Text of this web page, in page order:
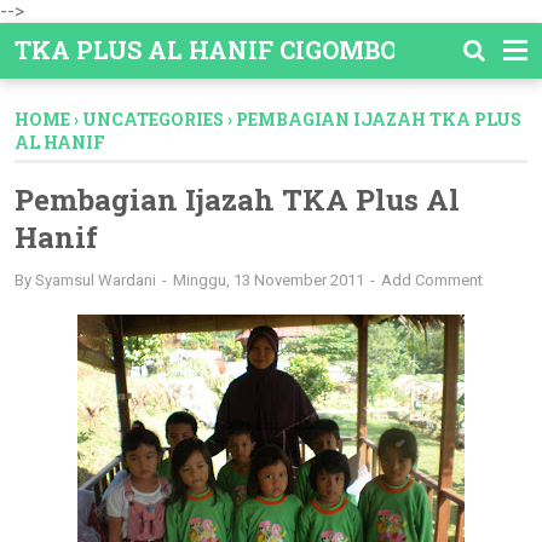
-->
TKA PLUS AL HANIF CIGOMBONG
HOME› UNCATEGORIES › PEMBAGIAN IJAZAH TKA PLUS
AL HANIF
Pembagian Ijazah TKA Plus Al
Hanif
By Syamsul Wardani Minggu, 13 November 2011 Add Comment